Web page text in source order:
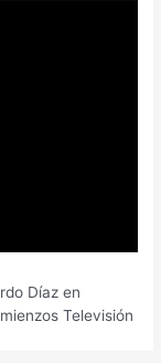
Díaz en
Televisión